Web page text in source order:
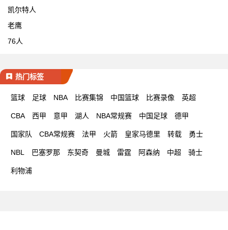
凯尔特人
老鹰
76人
热门标签
篮球 足球 NBA 比赛集锦 中国篮球 比赛录像 英超
CBA 西甲 意甲 湖人 NBA常规赛 中国足球 德甲
国家队 CBA常规赛 法甲 火箭 皇家马德里 转载 勇士
NBL 巴塞罗那 东契奇 曼城 雷霆 阿森纳 中超 骑士
利物浦